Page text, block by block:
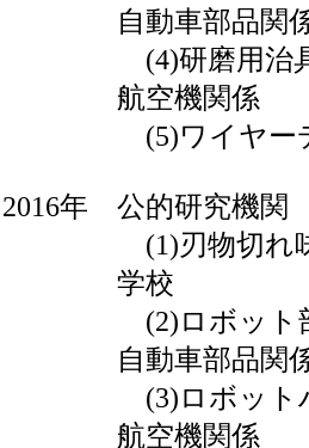
自動車部品関
(4)研磨用治
航空機関係
(5)ワイヤーデ
2016年 公的研究機関
(1)刃物切れ味
学校
(2)ロボット
自動車部品関
(3)ロボットハン
航空機関係